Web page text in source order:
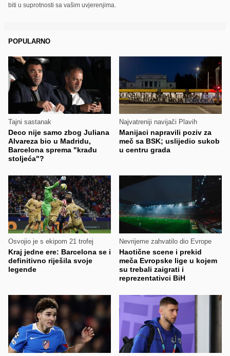
biti u suprotnosti sa vašim uvjerenjima.
POPULARNO
Tajni sastanak
Deco nije samo zbog Juliana
Alvareza bio u Madridu,
Barcelona sprema "krađu
stoljeća"?
Najvatreniji navijači Plavih
Manijaci napravili poziv za
meč sa BSK; uslijedio sukob
u centru grada
Osvojio je s ekipom 21 trofej
Kraj jedne ere: Barcelona se i
definitivno riješila svoje
legende
Nevrijeme zahvatilo dio Evrope
Haotične scene i prekid
meča Evropske lige u kojem
su trebali zaigrati i
reprezentativci BiH